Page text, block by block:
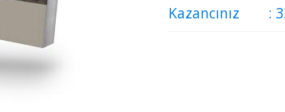
Kazancınız
: